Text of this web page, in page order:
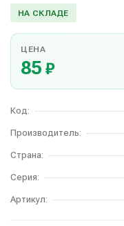
НА СКЛАДЕ
ЦЕНА
85₽
Код:
Производитель:
Страна:
Серия:
Артикул: